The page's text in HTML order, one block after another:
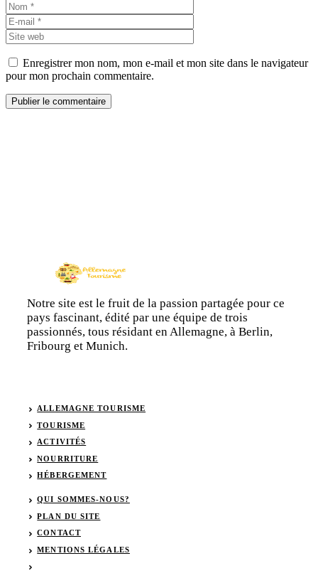
Nom
mail
web
Enregistrer mon nom, mon e-mail et mon site dans le navigateur
pour mon prochain commentaire.
Notre site est le fruit de la passion partagée pour ce
pays fascinant, édité par une équipe de trois
passionnés, tous résidant en Allemagne, à Berlin,
Fribourg et Munich.
ALLEMAGNE TOURISME
TOURISME
ACTIVITÉS
NOURRITURE
HÉBERGEMENT
QUI SOMMES-NOUS?
PLAN DU SITE
CONTACT
MENTIONS LÉGALES